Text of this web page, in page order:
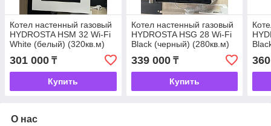
Котел настенный газовый
HYDROSTA HSМ 32 Wi-Fi
White (белый) (320кв.м)
301 000 ₸
Купить
Котел настенный газовый
HYDROSTA HSG 28 Wi-Fi
Black (черный) (280кв.м)
339 000₸
Купить
О нас